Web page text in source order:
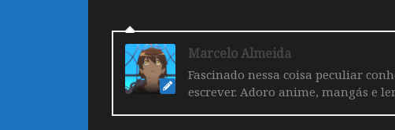
Marcelo Almeida
Fascinado nessa coisa peculiar
escrever. Adoro anime, mangás e